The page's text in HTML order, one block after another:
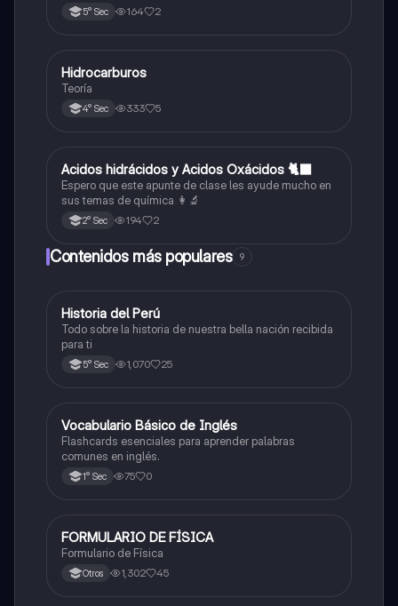
5° Sec 164 2
Química
Hidrocarburos
Teoría
4° Sec 333 5
Química
Acidos hidrácidos y Acidos Oxácidos 🐈‍⬛
Espero que este apunte de clase les ayude mucho en
sus temas de química 👩‍🔬
2° Sec 194 2
Contenidos más populares 9
Ciencias Sociales
Historia del Perú
Todo sobre la historia de nuestra bella nación recibida
para ti
5° Sec 1,070 25
VInglés
Vocabulario Básico de Inglés
Flashcards esenciales para aprender palabras
comunes en inglés.
1° Sec 75 0
Física
FORMULARIO DE FÍSICA
Formulario de Física
Otros 1,302 45